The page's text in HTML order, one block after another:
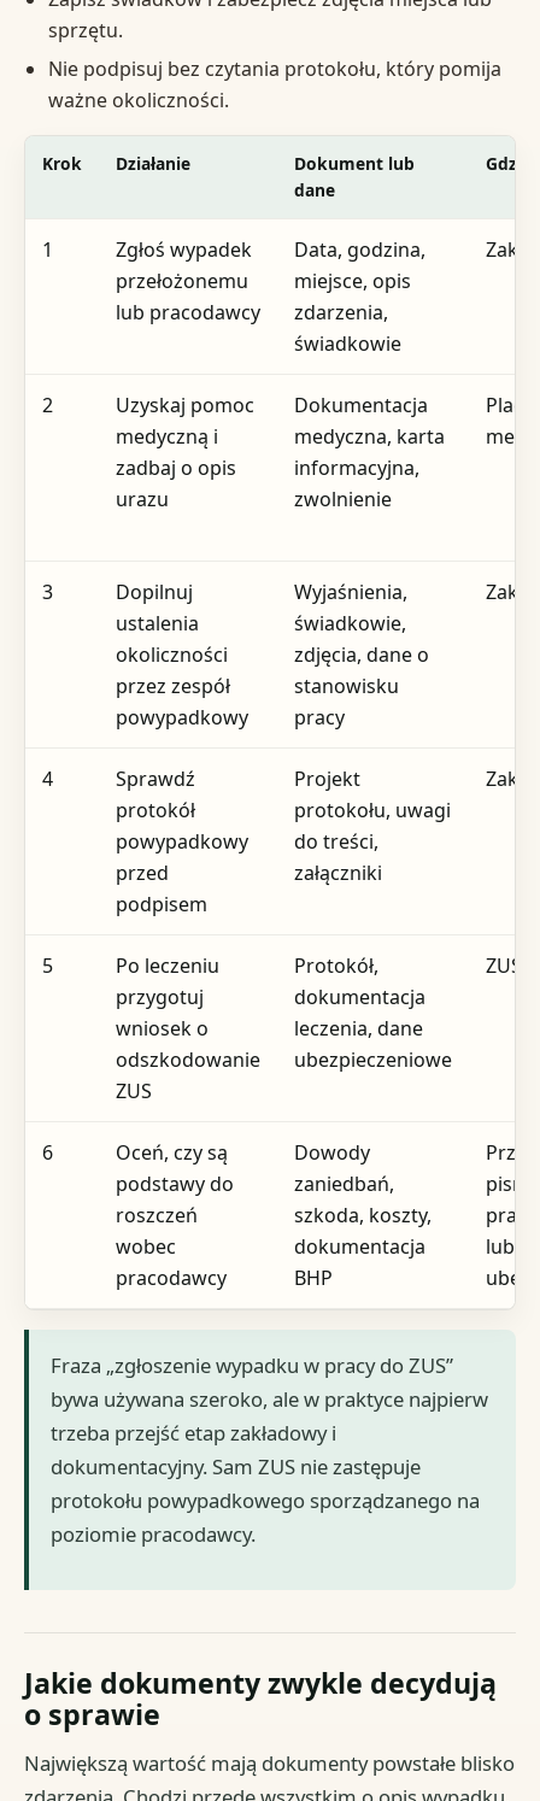
sprzętu.
Nie podpisuj bez czytania protokołu, który pomija
ważne okoliczności.
Krok Działanie
Dokument lub
dane
Gdzie
1
Zgłoś wypadek
przełożonemu
lub pracodawcy
Data, godzina,
miejsce, opis
zdarzenia,
świadkowie
2
Uzyskaj pomoc
medyczną i
zadbaj o opis
urazu
Dokumentacja
medyczna, karta
informacyjna,
zwolnienie
3
Dopilnuj
ustalenia
okoliczności
przez zespół
powypadkowy
Wyjaśnienia,
świadkowie,
zdjęcia, dane o
stanowisku
pracy
4
Sprawdź
protokół
powypadkowy
przed
podpisem
Projekt
protokołu, uwagi
do treści,
załączniki
5
Po leczeniu
przygotuj
wniosek o
odszkodowanie
ZUS
Protokół,
dokumentacja
leczenia, dane
ubezpieczeniowe
ZUS
6
Oceń, czy są
podstawy do
roszczeń
wobec
pracodawcy
Dowody
zaniedbań,
szkoda, koszty,
dokumentacja
BHP
lub
Fraza „zgłoszenie wypadku w pracy do ZUS”
bywa używana szeroko, ale w praktyce najpierw
trzeba przejść etap zakładowy i
dokumentacyjny. Sam ZUS nie zastępuje
protokołu powypadkowego sporządzanego na
poziomie pracodawcy.
Jakie dokumenty zwykle decydują
o sprawie
Największą wartość mają dokumenty powstałe blisko